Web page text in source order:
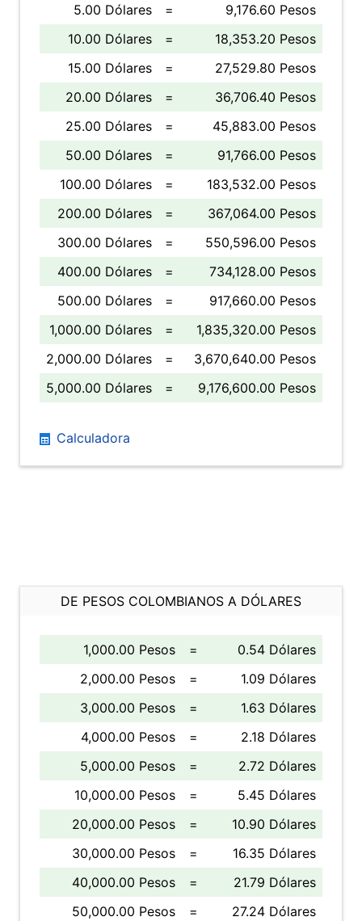
5.00 Dólares
=
9,176.60 Pesos
10.00 Dólares
=
18,353.20 Pesos
15.00 Dólares
=
27,529.80 Pesos
20.00 Dólares
=
36,706.40 Pesos
25.00 Dólares
=
45,883.00 Pesos
50.00 Dólares
=
91,766.00 Pesos
100.00 Dólares
=
183,532.00 Pesos
200.00 Dólares
=
367,064.00 Pesos
300.00 Dólares
=
550,596.00 Pesos
400.00 Dólares
=
734,128.00 Pesos
500.00 Dólares
=
917,660.00 Pesos
1,000.00 Dólares
=
1,835,320.00 Pesos
2,000.00 Dólares
=
3,670,640.00 Pesos
5,000.00 Dólares
= 9,176,600.00 Pesos
Calculadora
DE PESOS COLOMBIANOS A DÓLARES
1,000.00 Pesos =
0.54 Dólares
2,000.00 Pesos
=
1.09 Dólares
3,000.00 Pesos
=
1.63 Dólares
4,000.00 Pesos
=
2.18 Dólares
5,000.00 Pesos
=
2.72 Dólares
10,000.00 Pesos
=
5.45 Dólares
20,000.00 Pesos
=
10.90 Dólares
30,000.00 Pesos
=
16.35 Dólares
40,000.00 Pesos
=
21.79 Dólares
50,000.00 Pesos
= 27.24 Dólares